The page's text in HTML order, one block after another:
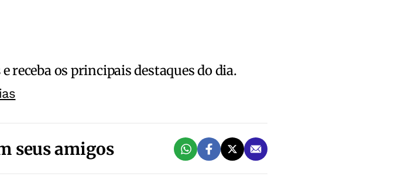
e receba os principais destaques do dia.
seus amigos